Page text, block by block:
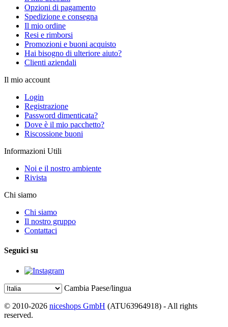
Opzioni di pagamento
Spedizione e consegna
Il mio ordine
Resi e rimborsi
Promozioni e buoni acquisto
Hai bisogno di ulteriore aiuto?
Clienti aziendali
Il mio account
Login
Registrazione
Password dimenticata?
Dove è il mio pacchetto?
Riscossione buoni
Informazioni Utili
Noi e il nostro ambiente
Rivista
Chi siamo
Chi siamo
Il nostro gruppo
Contattaci
Seguici su
Cambia Paese/lingua
© 2010-2026 niceshops GmbH (ATU63964918) - All rights
reserved.